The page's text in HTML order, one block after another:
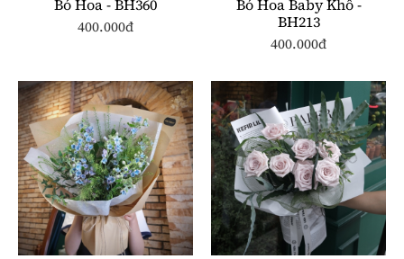
Bó Hoa - BH360
400.000đ
Bó Hoa Baby Khô -
BH213
400.000đ